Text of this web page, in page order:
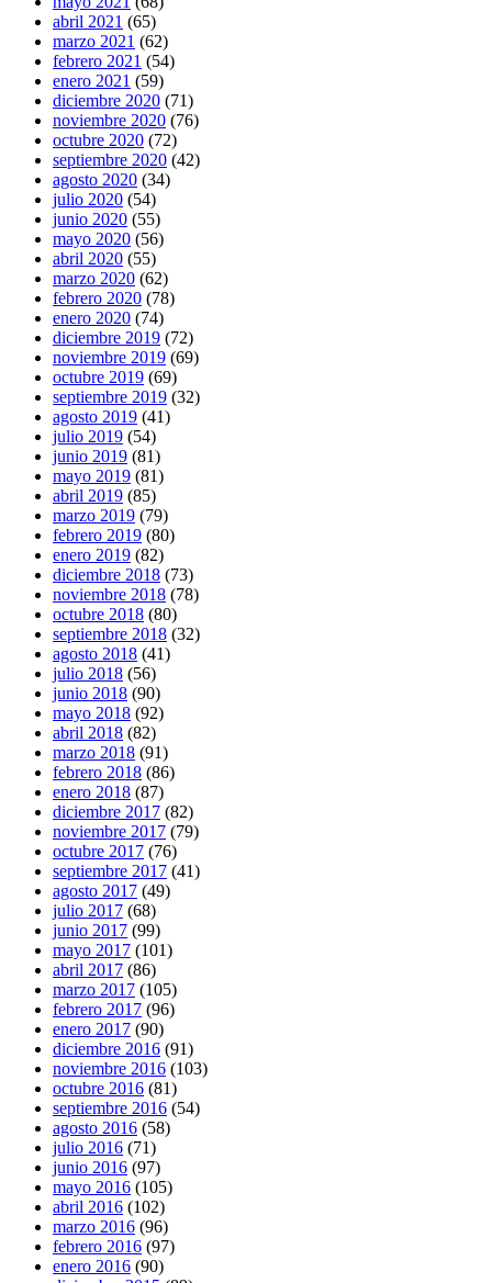
abril 2021 (65)
marzo 2021 (62)
febrero 2021 (54)
enero 2021 (59)
diciembre 2020 (71)
noviembre 2020 (76)
octubre 2020 (72)
septiembre 2020 (42)
agosto 2020 (34)
julio 2020 (54)
junio 2020 (55)
mayo 2020 (56)
abril 2020 (55)
marzo 2020 (62)
febrero 2020 (78)
enero 2020 (74)
diciembre 2019 (72)
noviembre 2019 (69)
octubre 2019 (69)
septiembre 2019 (32)
agosto 2019 (41)
julio 2019 (54)
junio 2019 (81)
mayo 2019 (81)
abril 2019 (85)
marzo 2019 (79)
febrero 2019 (80)
enero 2019 (82)
diciembre 2018 (73)
noviembre 2018 (78)
octubre 2018 (80)
septiembre 2018 (32)
agosto 2018 (41)
julio 2018 (56)
junio 2018 (90)
mayo 2018 (92)
abril 2018 (82)
marzo 2018 (91)
febrero 2018 (86)
enero 2018 (87)
diciembre 2017 (82)
noviembre 2017 (79)
octubre 2017 (76)
septiembre 2017 (41)
agosto 2017 (49)
julio 2017 (68)
junio 2017 (99)
mayo 2017 (101)
abril 2017 (86)
marzo 2017 (105)
febrero 2017 (96)
enero 2017 (90)
diciembre 2016 (91)
noviembre 2016 (103)
octubre 2016 (81)
septiembre 2016 (54)
agosto 2016 (58)
julio 2016 (71)
junio 2016 (97)
mayo 2016 (105)
abril 2016 (102)
marzo 2016 (96)
febrero 2016 (97)
enero 2016 (90)